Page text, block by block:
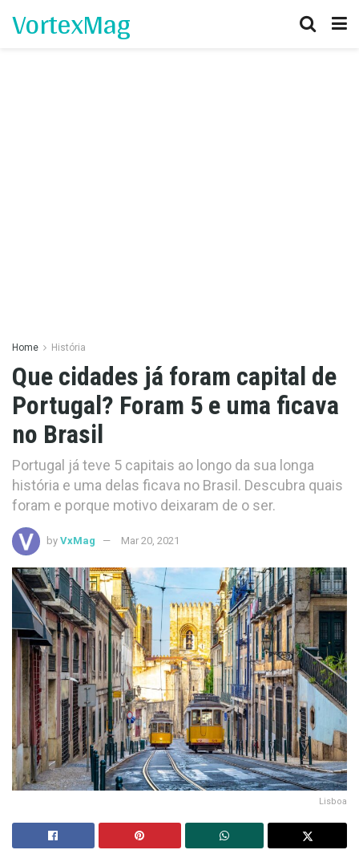
VortexMag
Home História
Que cidades já foram capital de
Portugal? Foram 5 e uma ficava
no Brasil
Portugal já teve 5 capitais ao longo da sua longa
história e uma delas ficava no Brasil. Descubra quais
foram e porque motivo deixaram de o ser.
by VxMag Mar 20, 2021
Lisboa